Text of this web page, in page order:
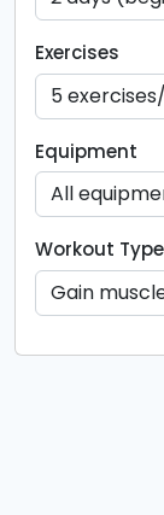
Exercises
Equipment
Workout Type